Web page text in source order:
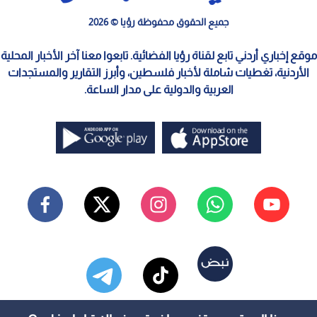
جميع الحقوق محفوظة رؤيا © 2026
موقع إخباري أردني تابع لقناة رؤيا الفضائية. تابعوا معنا آخر الأخبار المحلية
الأردنية، تغطيات شاملة لأخبار فلسطين، وأبرز التقارير والمستجدات
العربية والدولية على مدار الساعة.